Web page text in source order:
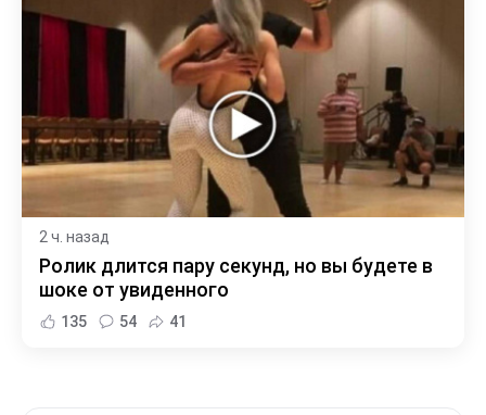
2 ч. назад
Ролик длится пару секунд, но вы будете в
шоке от увиденного
135 54 41